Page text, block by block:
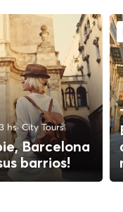
3 hsCity Tours
Barcelona
barrios!